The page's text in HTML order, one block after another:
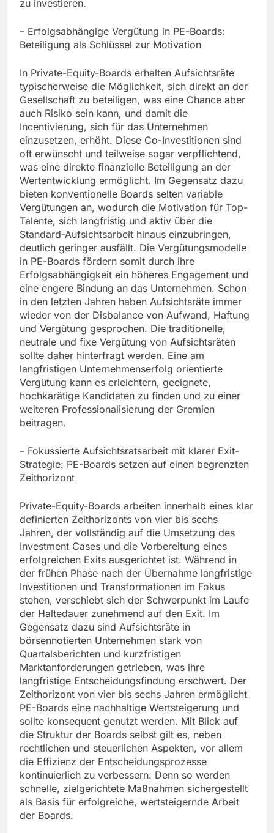
zu investieren.
– Erfolgsabhängige Vergütung in PE-Boards:
Beteiligung als Schlüssel zur Motivation
In Private-Equity-Boards erhalten Aufsichtsräte
typischerweise die Möglichkeit, sich direkt an der
Gesellschaft zu beteiligen, was eine Chance aber
auch Risiko sein kann, und damit die
Incentivierung, sich für das Unternehmen
einzusetzen, erhöht. Diese Co-Investitionen sind
oft erwünscht und teilweise sogar verpflichtend,
was eine direkte finanzielle Beteiligung an der
Wertentwicklung ermöglicht. Im Gegensatz dazu
bieten konventionelle Boards selten variable
Vergütungen an, wodurch die Motivation für Top-
Talente, sich langfristig und aktiv über die
Standard-Aufsichtsarbeit hinaus einzubringen,
deutlich geringer ausfällt. Die Vergütungsmodelle
in PE-Boards fördern somit durch ihre
Erfolgsabhängigkeit ein höheres Engagement und
eine engere Bindung an das Unternehmen. Schon
in den letzten Jahren haben Aufsichtsräte immer
wieder von der Disbalance von Aufwand, Haftung
und Vergütung gesprochen. Die traditionelle,
neutrale und fixe Vergütung von Aufsichtsräten
sollte daher hinterfragt werden. Eine am
langfristigen Unternehmenserfolg orientierte
Vergütung kann es erleichtern, geeignete,
hochkarätige Kandidaten zu finden und zu einer
weiteren Professionalisierung der Gremien
beitragen.
– Fokussierte Aufsichtsratsarbeit mit klarer Exit-
Strategie: PE-Boards setzen auf einen begrenzten
Zeithorizont
Private-Equity-Boards arbeiten innerhalb eines klar
definierten Zeithorizonts von vier bis sechs
Jahren, der vollständig auf die Umsetzung des
Investment Cases und die Vorbereitung eines
erfolgreichen Exits ausgerichtet ist. Während in
der frühen Phase nach der Übernahme langfristige
Investitionen und Transformationen im Fokus
stehen, verschiebt sich der Schwerpunkt im Laufe
der Haltedauer zunehmend auf den Exit. Im
Gegensatz dazu sind Aufsichtsräte in
börsennotierten Unternehmen stark von
Quartalsberichten und kurzfristigen
Marktanforderungen getrieben, was ihre
langfristige Entscheidungsfindung erschwert. Der
Zeithorizont von vier bis sechs Jahren ermöglicht
PE-Boards eine nachhaltige Wertsteigerung und
sollte konsequent genutzt werden. Mit Blick auf
die Struktur der Boards selbst gilt es, neben
rechtlichen und steuerlichen Aspekten, vor allem
die Effizienz der Entscheidungsprozesse
kontinuierlich zu verbessern. Denn so werden
schnelle, zielgerichtete Maßnahmen sichergestellt
als Basis für erfolgreiche, wertsteigernde Arbeit
der Boards.